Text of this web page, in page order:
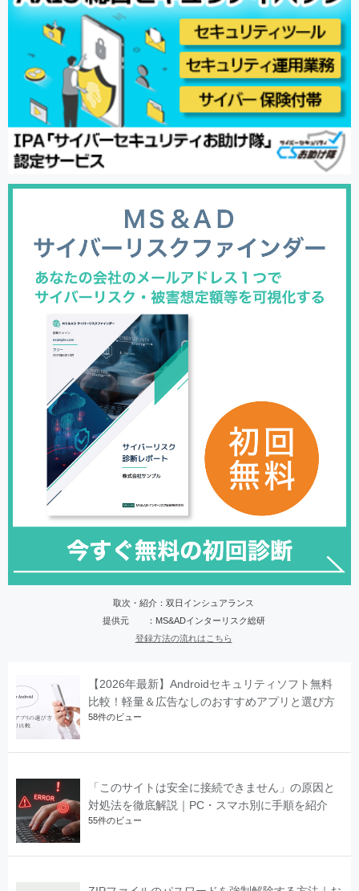
取次・紹介：双日インシュアランス
提供元 ：MS&ADインターリスク総研
登録方法の流れはこちら
【2026年最新】Androidセキュリティソフト無料
比較！軽量＆広告なしのおすすめアプリと選び方
58件のビュー
「このサイトは安全に接続できません」の原因と
対処法を徹底解説｜PC・スマホ別に手順を紹介
55件のビュー